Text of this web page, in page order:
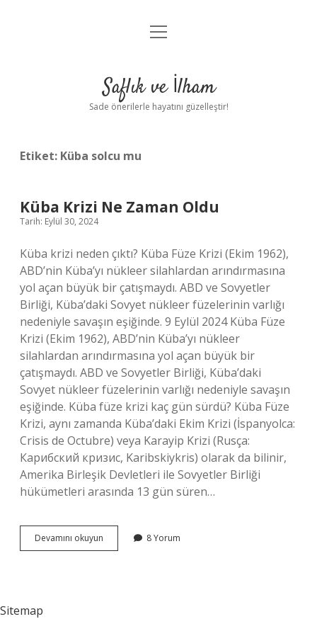
Anasayfa
Yasal Uyarı
menüyü
Saflık ve İlham
Sade önerilerle hayatını güzelleştir!
Etiket: Küba solcu mu
Küba Krizi Ne Zaman Oldu
Tarih: Eylül 30, 2024
Küba krizi neden çıktı? Küba Füze Krizi (Ekim 1962),
ABD’nin Küba’yı nükleer silahlardan arındırmasına
yol açan büyük bir çatışmaydı. ABD ve Sovyetler
Birliği, Küba’daki Sovyet nükleer füzelerinin varlığı
nedeniyle savaşın eşiğinde. 9 Eylül 2024 Küba Füze
Krizi (Ekim 1962), ABD’nin Küba’yı nükleer
silahlardan arındırmasına yol açan büyük bir
çatışmaydı. ABD ve Sovyetler Birliği, Küba’daki
Sovyet nükleer füzelerinin varlığı nedeniyle savaşın
eşiğinde. Küba füze krizi kaç gün sürdü? Küba Füze
Krizi, aynı zamanda Küba’daki Ekim Krizi (İspanyolca:
Crisis de Octubre) veya Karayip Krizi (Rusça:
Карибский кризис, Karibskiykris) olarak da bilinir,
Amerika Birleşik Devletleri ile Sovyetler Birliği
hükümetleri arasında 13 gün süren…
Devamını okuyun
Krizi
8 Yorum
Sitemap